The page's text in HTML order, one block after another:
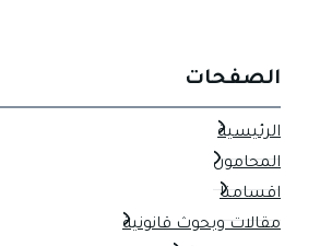
الصفحات
الرئيسية
المحامون
اقسامنا
مقالات وبحوث قانونية